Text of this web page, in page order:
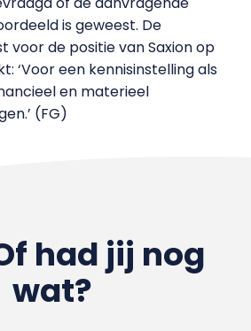
is geweest. De
voor de positie van Saxion op
‘Voor een kennisinstelling als
en materieel
(FG)
had jij nog
wat?